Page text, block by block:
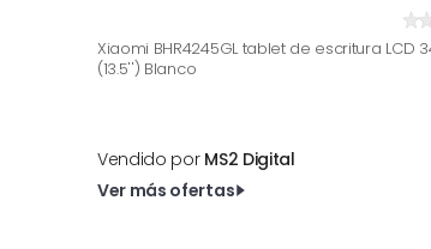
Xiaomi BHR4245GL tablet de escritura LCD
(13.5'') Blanco
Vendido por MS2 Digital
Ver más ofertas